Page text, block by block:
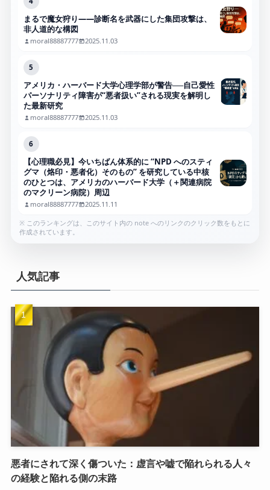
まるで魔女狩り——診断名を武器にした集団攻撃は、
非人道的な構図
moral88887777 2025.11.03
5
アメリカ・ハーバード大学心理学部が警告──自己愛性
パーソナリティ障害が“悪者扱い”される現実を解明し
た最新研究
moral88887777 2025.11.03
6
【心理職必見】今いちばん体系的に “NPD へのスティ
グマ（烙印・悪者化）そのもの” を研究している中核
のひとつは、アメリカのハーバード大学（＋関連病院
のマクリーン病院）周辺
moral88887777 2025.11.11
※ このランキングは、このサイト内の note へのリンクのクリック数をもとに
作成されています。
人気記事
悪者にされて深く傷ついた：虚言や嘘で陥れられる人々
の経験と陥れる側の末路